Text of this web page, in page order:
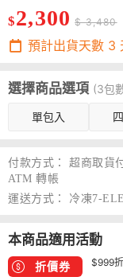
$2,300 $ 3,480
預計出貨天數 3
選擇商品選項 (3包
單包入
付款方式：
超商取貨
ATM 轉帳
運送方式：
冷凍7-
本商品適用活動
折價券 $999